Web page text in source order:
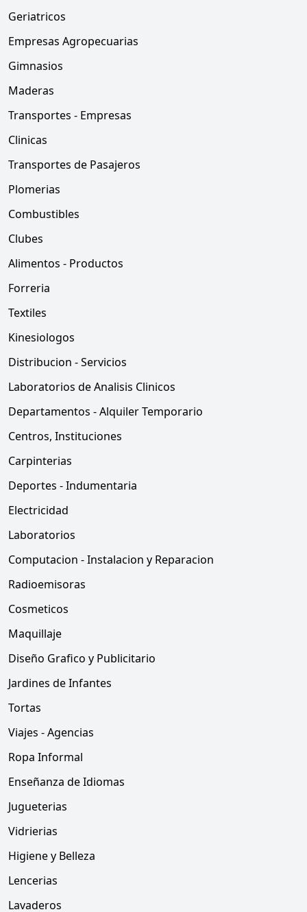
Geriatricos
Empresas Agropecuarias
Gimnasios
Maderas
Transportes - Empresas
Clinicas
Transportes de Pasajeros
Plomerias
Combustibles
Clubes
Alimentos - Productos
Forreria
Textiles
Kinesiologos
Distribucion - Servicios
Laboratorios de Analisis Clinicos
Departamentos - Alquiler Temporario
Centros, Instituciones
Carpinterias
Deportes - Indumentaria
Electricidad
Laboratorios
Computacion - Instalacion y Reparacion
Radioemisoras
Cosmeticos
Maquillaje
Diseño Grafico y Publicitario
Jardines de Infantes
Tortas
Viajes - Agencias
Ropa Informal
Enseñanza de Idiomas
Jugueterias
Vidrierias
Higiene y Belleza
Lencerias
Lavaderos